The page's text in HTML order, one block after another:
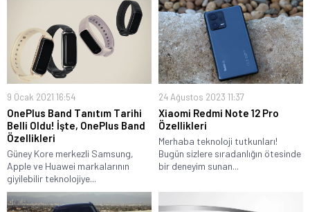
9 Ocak 2021 16:54
OnePlus Band Tanıtım Tarihi
Belli Oldu! İşte, OnePlus Band
Özellikleri
Güney Kore merkezli Samsung,
Apple ve Huawei markalarının
giyilebilir teknolojiye...
24 Ağustos 2023 11:37
Xiaomi Redmi Note 12 Pro
Özellikleri
Merhaba teknoloji tutkunları!
Bugün sizlere sıradanlığın ötesinde
bir deneyim sunan...